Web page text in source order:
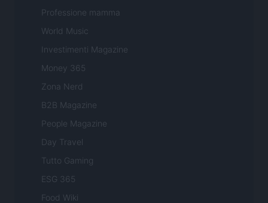
Professione mamma
World Music
Investimenti Magazine
Money 365
Zona Nerd
B2B Magazine
People Magazine
Day Travel
Tutto Gaming
ESG 365
Food Wiki